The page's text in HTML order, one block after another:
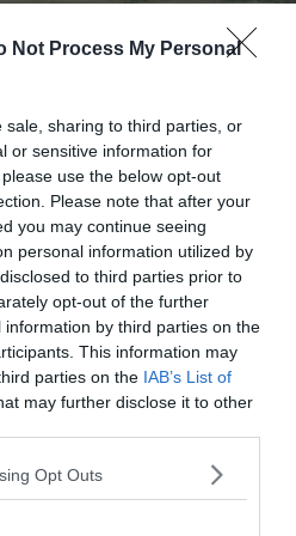
Not Process My Personal
sale, sharing to third parties, or
or sensitive information for
use the below opt-out
Please note that after your
you may continue seeing
personal information utilized by
to third parties prior to
opt-out of the further
by third parties on the
This information may
parties on the IAB’s List of
may further disclose it to other
Opt Outs
près de la baie de Kotor
arrêt incontournable sur la
des côtes Adriatiques vers les
réputé pour son riche
en tant que lieu de
Njegos, prince, poète et
Régalez-vous aussi de la
du village. Vous
la cuisine monténégrine, avec
fromage Njeguski, le
Njeguski.
guidées et des activités de